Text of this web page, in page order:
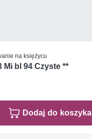
na księżycu
Mi bl 94 Czyste **
Dodaj do koszyka